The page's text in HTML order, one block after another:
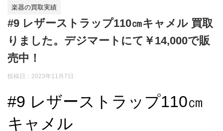
楽器の買取実績
#9 レザーストラップ110㎝キャメル 買取
りました。デジマートにて￥14,000で販
売中！
投稿日：2023年11月7日
#9 レザーストラップ110㎝
キャメル